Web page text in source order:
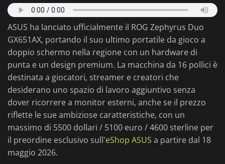
ASUS ha lanciato ufficialmente il ROG Zephyrus Duo
GX651AX, portando il suo ultimo portatile da gioco a
doppio schermo nella regione con un hardware di
punta e un design premium. La macchina da 16 pollici è
destinata a giocatori, streamer e creatori che
desiderano uno spazio di lavoro aggiuntivo senza
dover ricorrere a monitor esterni, anche se il prezzo
riflette le sue ambiziose caratteristiche, con un
massimo di 5500 dollari / 5100 euro / 4600 sterline per
il preordine esclusivo sull'eShop ASUS a partire dal 18
maggio 2026.